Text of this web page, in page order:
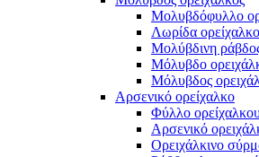
Μολυβδόφυλλο
Λωρίδα
Μολύβδινη
Μόλυβδο
Μόλυβδος
Αρσενικό ορείχαλκο
Φύλλο
Αρσενικό
Ορειχάλκινο